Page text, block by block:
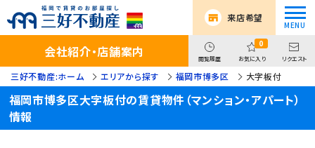
来店希望
会社紹介・店舗案内 閲覧履歴
0
お気に入り リクエスト
三好不動産:ホーム エリアから探す 福岡市博多区 大字板付
福岡市博多区大字板付の賃貸物件（マンション・アパート）
情報